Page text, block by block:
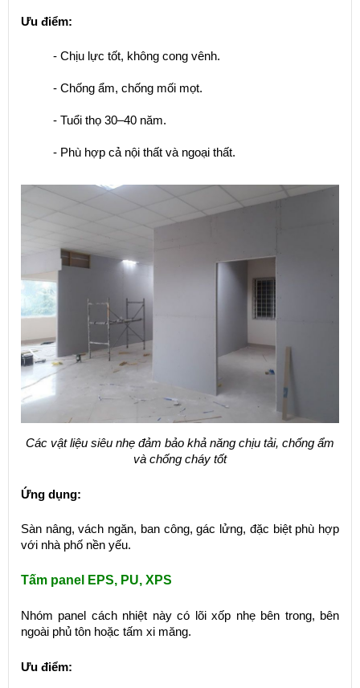
Ưu điểm:
- Chịu lực tốt, không cong vênh.
- Chống ẩm, chống mối mọt.
- Tuổi thọ 30–40 năm.
- Phù hợp cả nội thất và ngoại thất.
Các vật liệu siêu nhẹ đảm bảo khả năng chịu tải, chống ẩm
và chống cháy tốt
Ứng dụng:
Sàn nâng, vách ngăn, ban công, gác lửng, đặc biệt phù hợp
với nhà phố nền yếu.
Tấm panel EPS, PU, XPS
Nhóm panel cách nhiệt này có lõi xốp nhẹ bên trong, bên
ngoài phủ tôn hoặc tấm xi măng.
Ưu điểm: